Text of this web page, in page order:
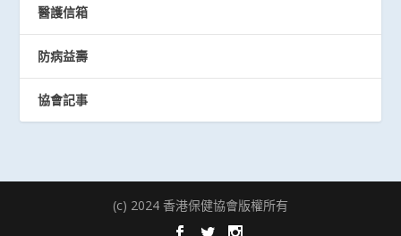
醫護信箱
防病益壽
協會記事
(c) 2024 香港保健協會版權所有